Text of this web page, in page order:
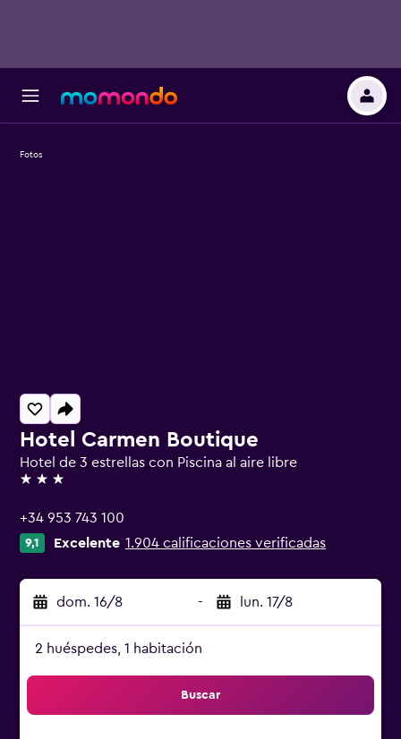
Hotel Carmen Boutique
Hotel de 3 estrellas con Piscina al aire libre
3 estrellas
+34 953 743 100
9,1 Excelente 1.904 calificaciones verificadas
dom. 16/8 - lun. 17/8
2 huéspedes, 1 habitación
Buscar
Fotos